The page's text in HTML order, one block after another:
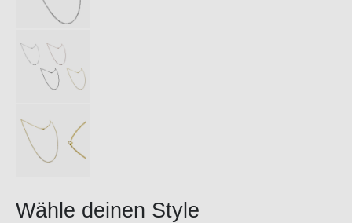
Wähle deinen Style